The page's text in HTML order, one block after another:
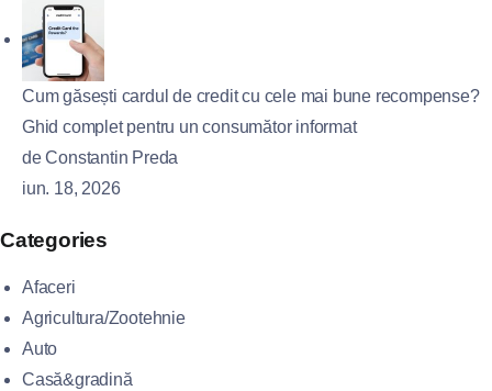
Cum găsești cardul de credit cu cele mai bune recompense?
Ghid complet pentru un consumător informat
de Constantin Preda
iun. 18, 2026
Categories
Afaceri
Agricultura/Zootehnie
Auto
Casă&gradină